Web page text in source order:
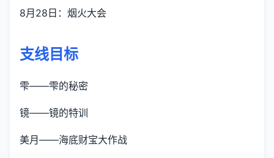
8月28日：烟火大会
支线目标
雫——雫的秘密
镜——镜的特训
美月——海底财宝大作战